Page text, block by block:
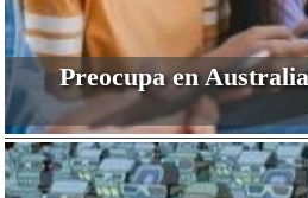
Preocupa en